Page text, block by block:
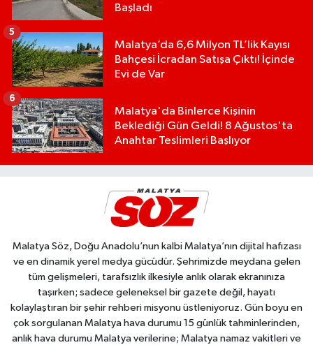
Başladı
Malatya’da 6,6 Milyon TL’lik Kayısı
Bahçesi İcradan Satışa Çıktı! İçinde
Evi de Var
5
Malatya'da Binlerce Kişinin
Beklediği Gün Geldi! 8 Ağustos'ta
Anahtar Teslimleri Başlıyor
6
Malatya Söz, Doğu Anadolu’nun kalbi Malatya’nın dijital hafızası
ve en dinamik yerel medya gücüdür. Şehrimizde meydana gelen
tüm gelişmeleri, tarafsızlık ilkesiyle anlık olarak ekranınıza
taşırken; sadece geleneksel bir gazete değil, hayatı
kolaylaştıran bir şehir rehberi misyonu üstleniyoruz. Gün boyu en
çok sorgulanan Malatya hava durumu 15 günlük tahminlerinden,
anlık hava durumu Malatya verilerine; Malatya namaz vakitleri ve